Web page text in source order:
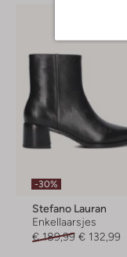
-30%
Stefano Lauran
Enkellaarsjes
€ 189,99 € 132,99